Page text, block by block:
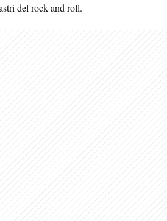
del rock and roll.